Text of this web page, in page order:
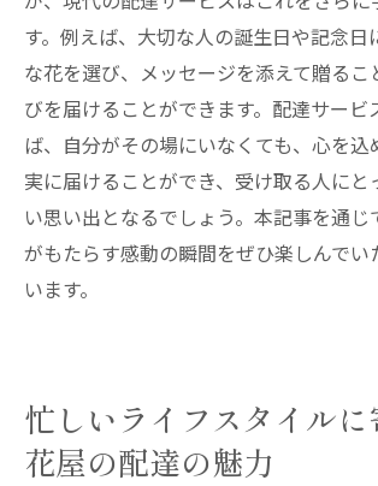
す。例えば、大切な人の誕生日や記念日
な花を選び、メッセージを添えて贈るこ
びを届けることができます。配達サービ
ば、自分がその場にいなくても、心を
実に届けることができ、受け取る人にと
い思い出となるでしょう。本記事を通じ
がもたらす感動の瞬間をぜひ楽しんでい
います。
忙しいライフスタイルに
花屋の配達の魅力